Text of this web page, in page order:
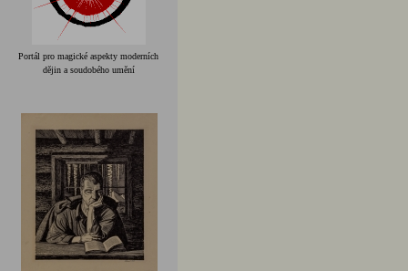
Portál pro magické aspekty moderních
dějin a soudobého umění